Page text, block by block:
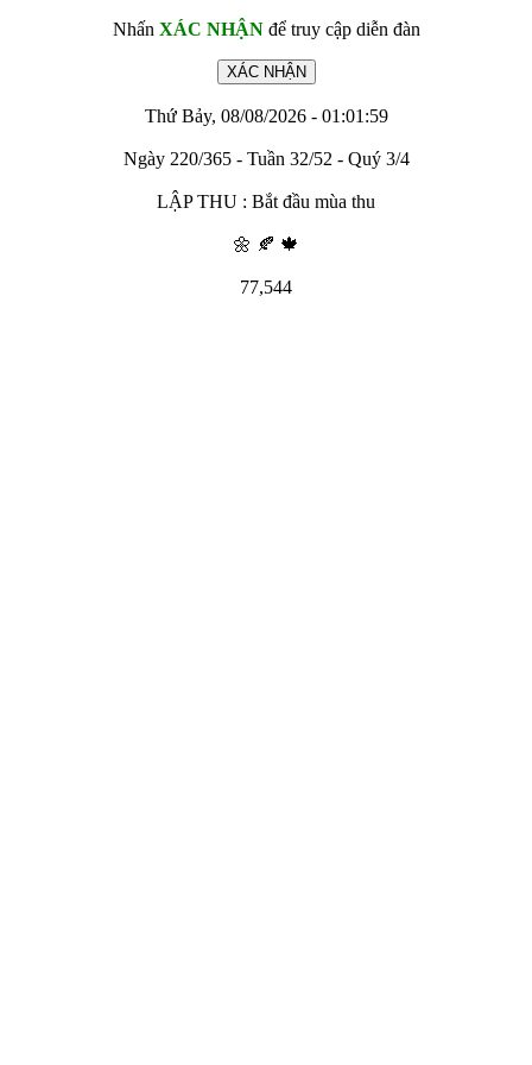
Nhấn XÁC NHẬNđể truy cập diễn đàn
Thứ Bảy, 08/08/2026 - 01:01:59
Ngày 220/365 - Tuần 32/52 - Quý 3/4
LẬP THU : Bắt đầu mùa thu
🌼 🍂 🍁
77,544